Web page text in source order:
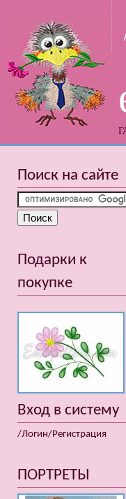
Поиск на сайте
Подарки к
покупке
Вход в систему
/Логин/Регистрация
ПОРТРЕТЫ